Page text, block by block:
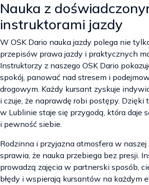
Nauka z
instruktorami jazdy
W OSK Dario nauka jazdy polega nie
przepisów prawa jazdy i praktycznych
Instruktorzy z naszego OSK Dario
spokój, panować nad stresem i
drogowym. Każdy kursant zyskuje
i czuje, że naprawdę robi postępy. Dzięki
w Lublinie staje się przygodą, która daje
i pewność siebie.
Rodzinna i przyjazna atmosfera w naszej
sprawia, że nauka przebiega bez presji.
prowadzą zajęcia w partnerski sposób,
błędy i wspierają kursantów na każdym